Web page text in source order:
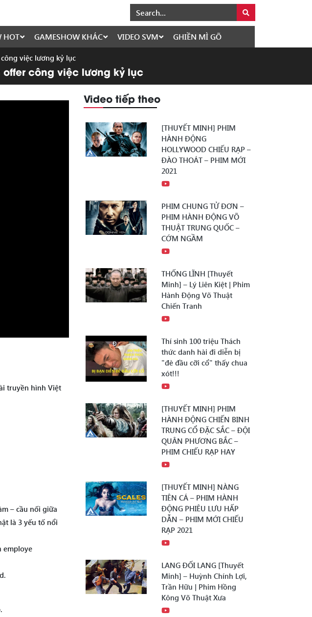
HOT GAMESHOW KHÁC VIDEO SVM GHIỀN MÌ GÕ
việc lương kỷ lục
công việc lương kỷ lục
truyền hình Việt
– cầu nối giữa
là 3 yếu tố nổi
employe
Video tiếp theo
[THUYẾT MINH] PHIM
HÀNH ĐỘNG
HOLLYWOOD CHIẾU RẠP –
ĐÀO THOÁT – PHIM MỚI
2021
PHIM CHUNG TỬ ĐƠN –
PHIM HÀNH ĐỘNG VÕ
THUẬT TRUNG QUỐC –
CỚM NGẦM
THỐNG LĨNH [Thuyết
Minh] – Lý Liên Kiệt | Phim
Hành Động Võ Thuật
Chiến Tranh
Thí sinh 100 triệu Thách
thức danh hài đi diễn bị
"đè đầu cỡi cổ" thấy chua
xót!!!
[THUYẾT MINH] PHIM
HÀNH ĐỘNG CHIẾN BINH
TRUNG CỔ ĐẶC SẮC – ĐỘI
QUÂN PHƯƠNG BẮC –
PHIM CHIẾU RẠP HAY
[THUYẾT MINH] NÀNG
TIÊN CÁ – PHIM HÀNH
ĐỘNG PHIÊU LƯU HẤP
DẪN – PHIM MỚI CHIẾU
RẠP 2021
LANG ĐỐI LANG [Thuyết
Minh] – Huỳnh Chính Lợi,
Trần Hữu | Phim Hồng
Kông Võ Thuật Xưa